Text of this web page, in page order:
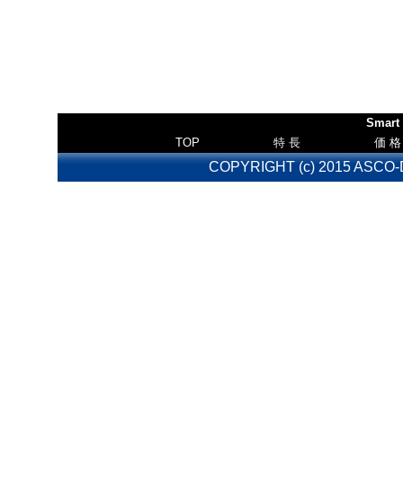
Smart
TOP
特 長 価
COPYRIGHT (c) 2015